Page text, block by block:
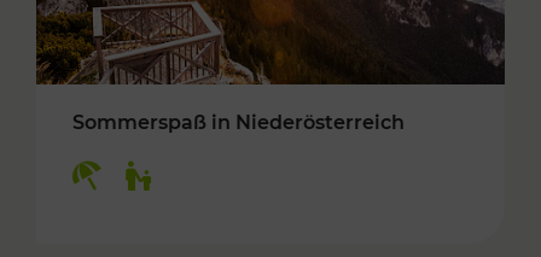
Sommerspaß in Niederösterreich